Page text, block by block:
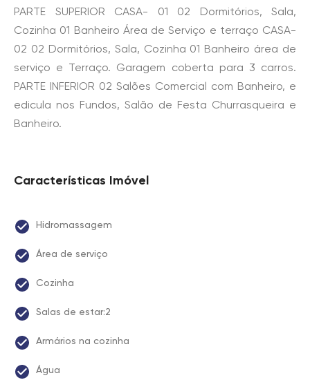
PARTE SUPERIOR CASA- 01 02 Dormitórios, Sala,
Cozinha 01 Banheiro Área de Serviço e terraço CASA-
02 02 Dormitórios, Sala, Cozinha 01 Banheiro área de
serviço e Terraço. Garagem coberta para 3 carros.
PARTE INFERIOR 02 Salões Comercial com Banheiro, e
edicula nos Fundos, Salão de Festa Churrasqueira e
Banheiro.
Características Imóvel
Hidromassagem
Área de serviço
Cozinha
Salas de estar:2
Armários na cozinha
Água